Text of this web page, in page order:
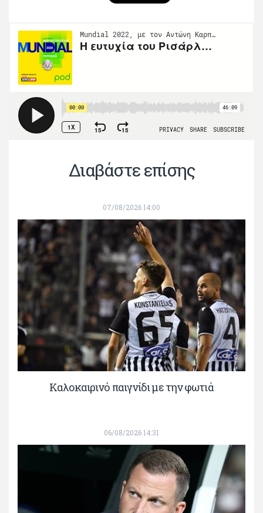
Διαβάστε επίσης
07/08/2026 14:00
Καλοκαιρινό παιγνίδι με την φωτιά
06/08/2026 14:31